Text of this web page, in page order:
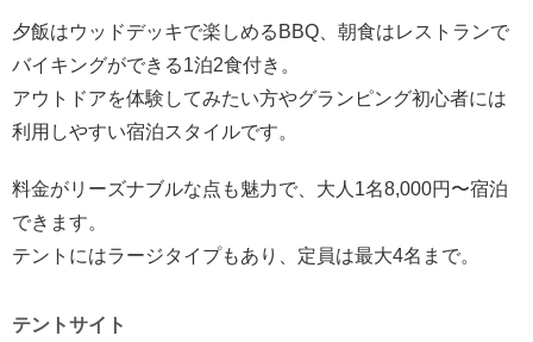
夕飯はウッドデッキで楽しめるBBQ、朝食はレストランで
バイキングができる1泊2食付き。
アウトドアを体験してみたい方やグランピング初心者には
利用しやすい宿泊スタイルです。
料金がリーズナブルな点も魅力で、大人1名8,000円〜宿泊
できます。
テントにはラージタイプもあり、定員は最大4名まで。
テントサイト